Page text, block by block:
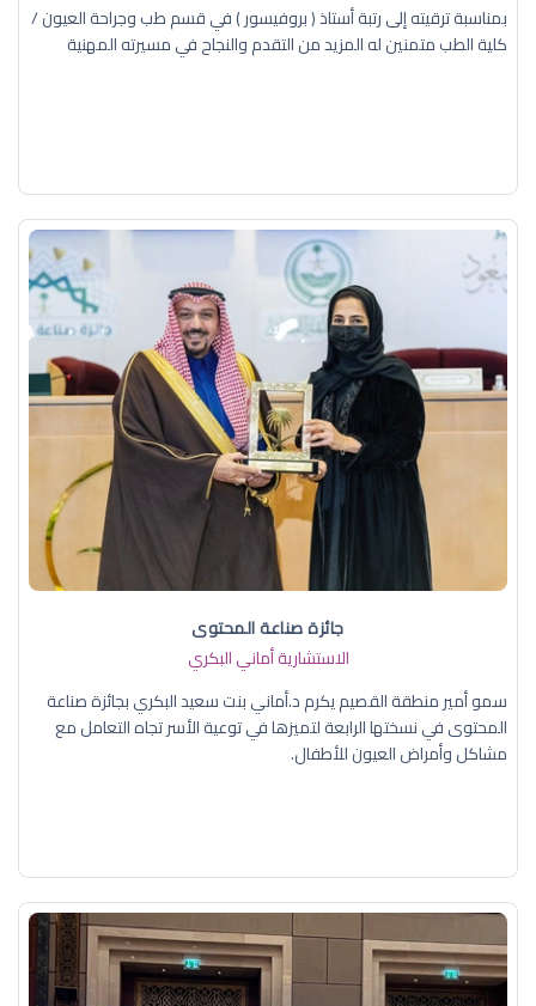
بمناسبة ترقيته إلى رتبة أستاذ ( بروفيسور ) في قسم طب وجراحة العيون /
كلية الطب متمنين له المزيد من التقدم والنجاح في مسيرته المهنية
جائزة صناعة المحتوى
الاستشارية أماني البكري
سمو أمير منطقة القصيم يكرم د.أماني بنت سعيد البكري بجائزة صناعة
المحتوى في نسختها الرابعة لتميزها في توعية الأسر تجاه التعامل مع
مشاكل وأمراض العيون للأطفال.